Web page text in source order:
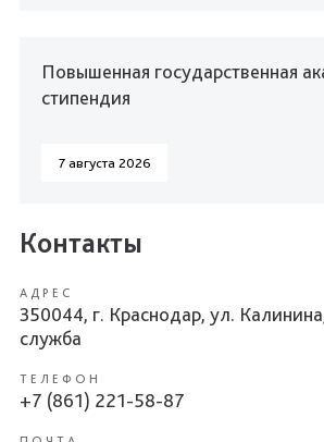
Повышенная государственная
стипендия
7 августа 2026
Контакты
АДРЕС
350044, г. Краснодар, ул.
служба
ТЕЛЕФОН
+7 (861) 221-58-87